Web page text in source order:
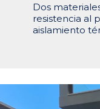
Dos
resistencia al
aislamiento